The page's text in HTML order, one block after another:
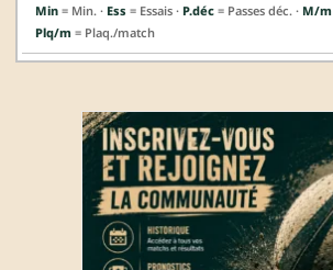
Min = Min. · Ess = Essais · P.déc = Passes déc. · M/m
Plq/m = Plaq./match